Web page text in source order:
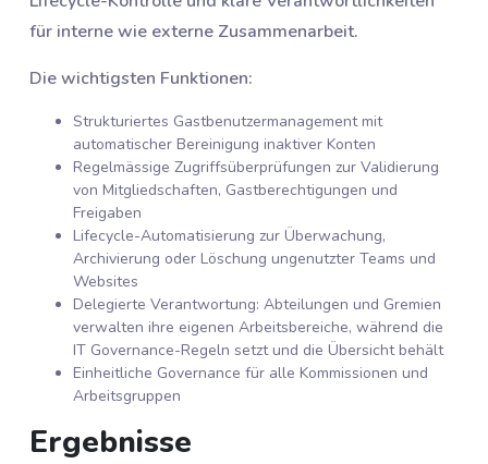
für interne wie externe Zusammenarbeit.
Die wichtigsten Funktionen:
Strukturiertes Gastbenutzermanagement mit
automatischer Bereinigung inaktiver Konten
Regelmässige Zugriffsüberprüfungen zur Validierung
von Mitgliedschaften, Gastberechtigungen und
Freigaben
Lifecycle-Automatisierung zur Überwachung,
Archivierung oder Löschung ungenutzter Teams und
Websites
Delegierte Verantwortung: Abteilungen und Gremien
verwalten ihre eigenen Arbeitsbereiche, während die
IT Governance-Regeln setzt und die Übersicht behält
Einheitliche Governance für alle Kommissionen und
Arbeitsgruppen
Ergebnisse